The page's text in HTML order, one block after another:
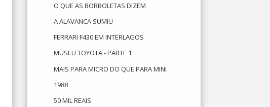
O QUE AS BORBOLETAS DIZEM
A ALAVANCA SUMIU
FERRARI F430 EM INTERLAGOS
MUSEU TOYOTA - PARTE 1
MAIS PARA MICRO DO QUE PARA MINI
1988
50 MIL REAIS